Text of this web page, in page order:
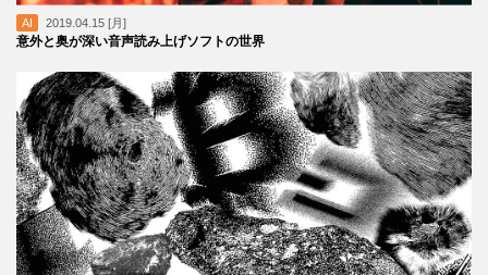
AI 2019.04.15 [月]
意外と奥が深い音声読み上げソフトの世界